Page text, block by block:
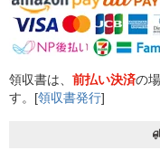
領収書は、 前払い決済の
す。[領収書発行]